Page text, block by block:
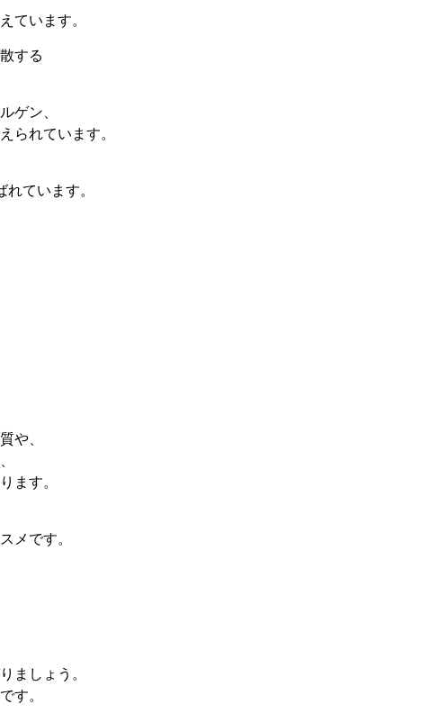
ています。
する
ゲン、
られています。
ています。
や、
ます。
メです。
ましょう。
す。